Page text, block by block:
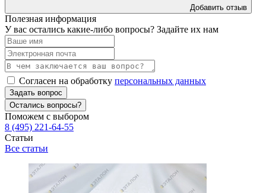
Добавить отзыв
Полезная информация
У вас остались какие-либо вопросы? Задайте их нам
Согласен на обработку персональных данных
Задать вопрос
Остались вопросы?
Поможем с выбором
8 (495) 221-64-55
Статьи
Все статьи